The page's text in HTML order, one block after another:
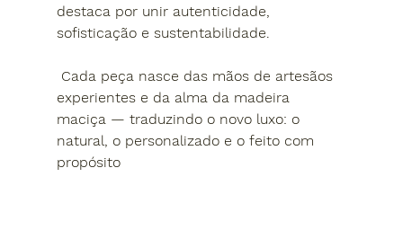
destaca por unir autenticidade,
sofisticação e sustentabilidade.
experientes e da alma da madeira
maciça — traduzindo o novo luxo: o
natural, o personalizado e o feito com
propósito